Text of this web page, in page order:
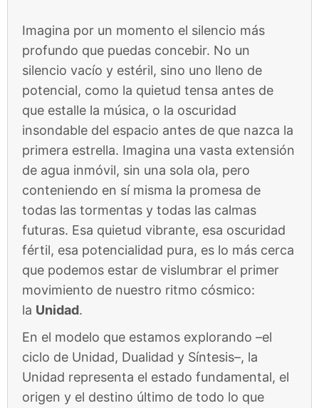
Imagina por un momento el silencio más
profundo que puedas concebir. No un
silencio vacío y estéril, sino uno lleno de
potencial, como la quietud tensa antes de
que estalle la música, o la oscuridad
insondable del espacio antes de que nazca la
primera estrella. Imagina una vasta extensión
de agua inmóvil, sin una sola ola, pero
conteniendo en sí misma la promesa de
todas las tormentas y todas las calmas
futuras. Esa quietud vibrante, esa oscuridad
fértil, esa potencialidad pura, es lo más cerca
que podemos estar de vislumbrar el primer
movimiento de nuestro ritmo cósmico:
la Unidad.
En el modelo que estamos explorando –el
ciclo de Unidad, Dualidad y Síntesis–, la
Unidad representa el estado fundamental, el
origen y el destino último de todo lo que